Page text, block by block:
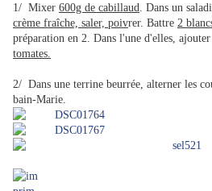
1/ Mixer 600g de cabillaud. Dans un
crème fraîche, saler, poivrer. Battre 2
préparation en 2. Dans l'une d'elles, ajouter
tomates.
2/ Dans une terrine beurrée, alterner les
bain-Marie.